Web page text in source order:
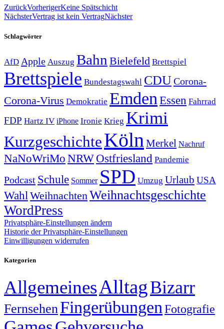
ZurückVorherigerKeine Spätschicht
NächsterVertrag ist kein VertragNächster
Schlagwörter
AfD Apple Auszug Bahn Bielefeld Brettspiel
Brettspiele Bundestagswahl CDUCorona-
Corona-Virus Demokratie Emden Essen Fahrrad
FDP Hartz IV iPhone Ironie Krieg Krimi
KurzgeschichteKöln Merkel Nachruf
NaNoWriMo NRWOstfriesland Pandemie
Podcast Schule Sommer SPD Umzug Urlaub USA
Wahl Weihnachten Weihnachtsgeschichte
WordPress
Privatsphäre-Einstellungen ändern
Historie der Privatsphäre-Einstellungen
Einwilligungen widerrufen
Kategorien
AllgemeinesAlltagBizarr
FernsehenFingerübungen Fotografie